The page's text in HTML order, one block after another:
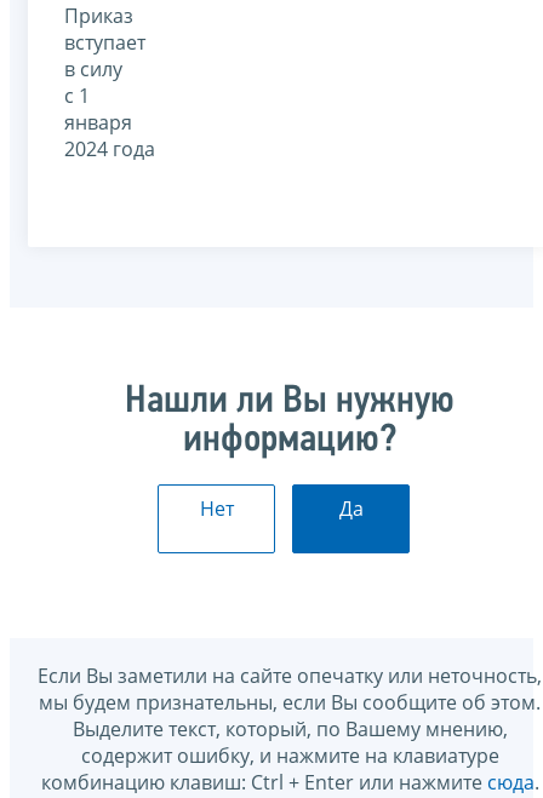
Приказ
вступает
в силу
с 1
января
2024 года
Нашли ли Вы нужную
информацию?
Нет Да
Если Вы заметили на сайте опечатку или неточность,
мы будем признательны, если Вы сообщите об этом.
Выделите текст, который, по Вашему мнению,
содержит ошибку, и нажмите на клавиатуре
комбинацию клавиш: Ctrl + Enter или нажмите сюда.